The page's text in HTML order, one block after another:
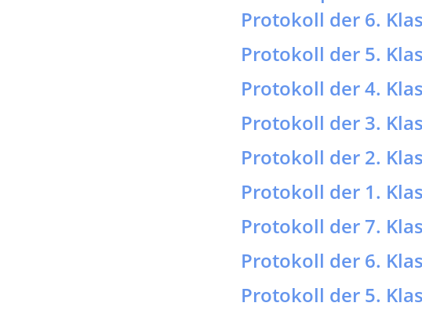
Protokoll der 2.
Protokoll der 1.
Protokoll der 7.
Protokoll der 6.
Protokoll der 5.
Protokoll der 4.
Protokoll der 3.
Protokoll der 2.
Protokoll der 1.